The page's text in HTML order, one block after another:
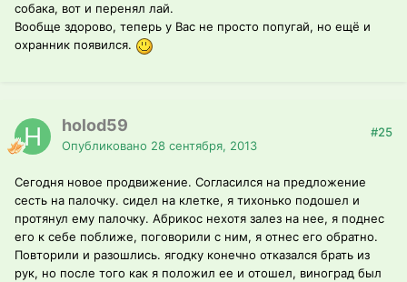
собака, вот и перенял лай.
Вообще здорово, теперь у Вас не просто попугай, но ещё и
охранник появился.
holod59
Опубликовано 28 сентября, 2013
#25
Сегодня новое продвижение. Согласился на предложение
сесть на палочку. сидел на клетке, я тихонько подошел и
протянул ему палочку. Абрикос нехотя залез на нее, я поднес
его к себе поближе, поговорили с ним, я отнес его обратно.
Повторили и разошлись. ягодку конечно отказался брать из
рук, но после того как я положил ее и отошел, виноград был